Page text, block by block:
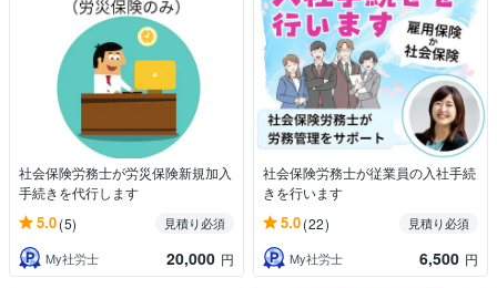
社会保険労務士が労災保険新規加入
手続きを代行します
5.0(5)
見積り必須
My社労士
20,000 円
社会保険労務士が従業員の入社手続
きを行います
5.0(22)
見積り必須
My社労士
6,500 円